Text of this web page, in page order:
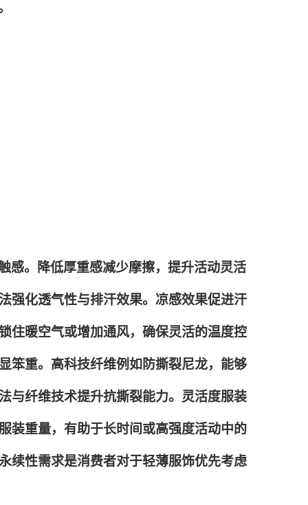
感。降低厚重感减少摩擦，提升活动灵活
强化透气性与排汗效果。凉感效果促进汗
住暖空气或增加通风，确保灵活的温度控
笨重。高科技纤维例如防撕裂尼龙，能够
与纤维技术提升抗撕裂能力。灵活度服装
装重量，有助于长时间或高强度活动中的
续性需求是消费者对于轻薄服饰优先考虑